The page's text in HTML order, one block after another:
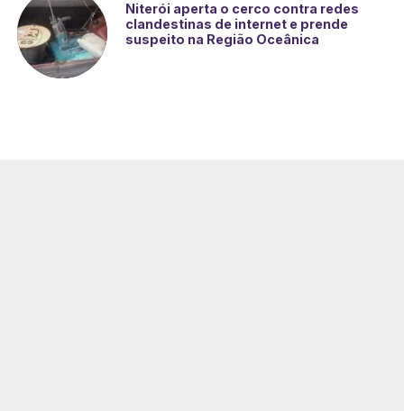
Niterói aperta o cerco contra redes
clandestinas de internet e prende
suspeito na Região Oceânica